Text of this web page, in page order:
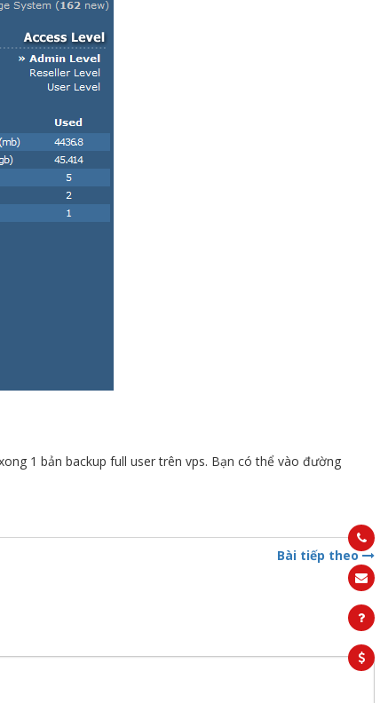
1 bản backup full user trên vps. Bạn có thể vào đường
Bài tiếp theo